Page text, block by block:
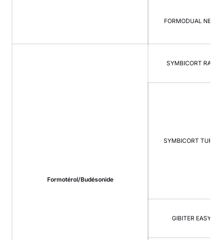
FORMODUAL
Formotérol/Budésonide
SYMBICORT
SYMBICORT
GIBITER